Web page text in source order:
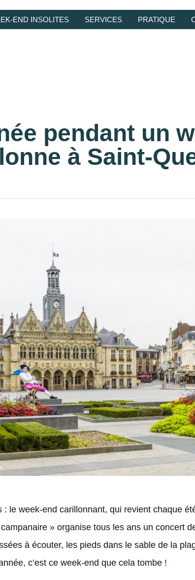
END INSOLITES SERVICES PRATIQUE
pendant un
à Saint-
le week-end carillonnant, qui revient chaque
campanaire » organise tous les ans un concert
à écouter, les pieds dans le sable de la
c’est ce week-end que cela tombe !